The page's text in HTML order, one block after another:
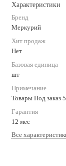
Характеристики
Бренд
Меркурий
Хит продаж
Нет
Базовая единица
шт
Примечание
Товары Под заказ
Гарантия
12 мес
Все